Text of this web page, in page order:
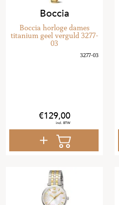
Boccia
Boccia horloge dames
titanium geel verguld 3277-
03
129,00